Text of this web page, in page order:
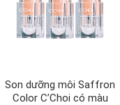
Son dưỡng môi Saffron
Color C’Choi có màu